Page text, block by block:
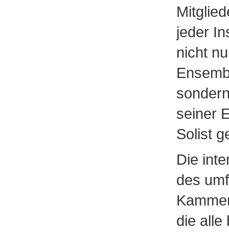
jeder
nicht
seiner
Solist
Die
des
die alle